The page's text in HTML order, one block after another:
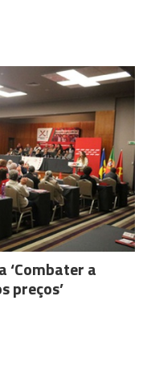
‘Combater a
preços’